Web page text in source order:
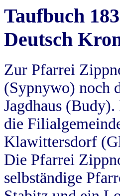
Taufbuch
Deutsch
Zur Pfarrei
(Sypnywo) noch
Jagdhaus
die
Klawittersdorf
Die Pfarrei
selbständige